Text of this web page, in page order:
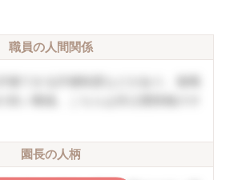
職員の人間関係
園長の人柄